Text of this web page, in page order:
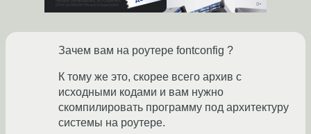
Зачем вам на роутере fontconfig ?
К тому же это, скорее всего архив с
исходными кодами и вам нужно
скомпилировать программу под архитектуру
системы на роутере.